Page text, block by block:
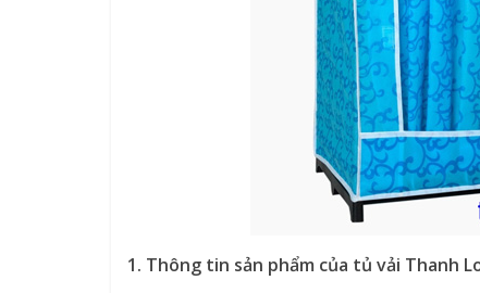
1. Thông tin sản phẩm của tủ vải Thanh